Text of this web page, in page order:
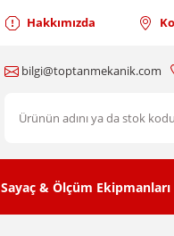
Hakkımızda
bilgi@toptanmekanik.com
Sayaç & Ölçüm Ekipmanları